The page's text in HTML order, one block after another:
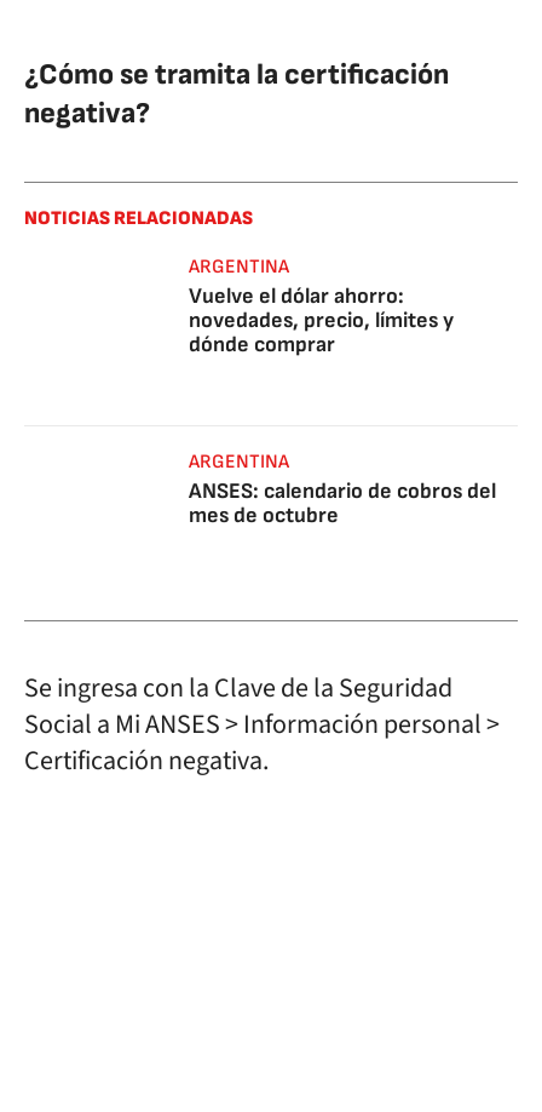
¿Cómo se tramita la certificación
negativa?
NOTICIAS RELACIONADAS
ARGENTINA
Vuelve el dólar ahorro:
novedades, precio, límites y
dónde comprar
ARGENTINA
ANSES: calendario de cobros del
mes de octubre
Se ingresa con la Clave de la Seguridad
Social a Mi ANSES > Información personal >
Certificación negativa.